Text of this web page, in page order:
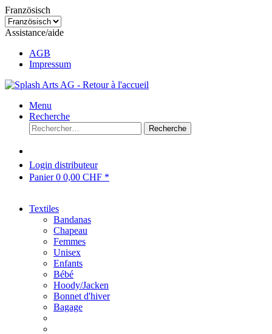
Französisch
Assistance/aide
AGB
Impressum
Menu
Recherche
Recherche
Login distributeur
Panier0 0,00 CHF *
Textiles
Bandanas
Chapeau
Femmes
Unisex
Enfants
Bébé
Hoody/Jacken
Bonnet d'hiver
Bagage